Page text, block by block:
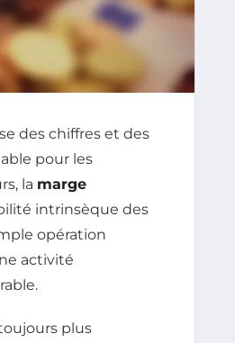
des chiffres et des
pour les
la marge
intrinsèque des
opération
activité
plus